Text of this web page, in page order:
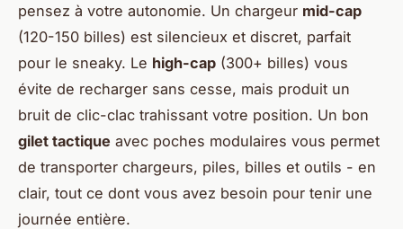
pensez à votre autonomie. Un chargeur mid-cap
(120-150 billes) est silencieux et discret, parfait
pour le sneaky. Le high-cap (300+ billes) vous
évite de recharger sans cesse, mais produit un
bruit de clic-clac trahissant votre position. Un bon
gilet tactique avec poches modulaires vous permet
de transporter chargeurs, piles, billes et outils - en
clair, tout ce dont vous avez besoin pour tenir une
journée entière.